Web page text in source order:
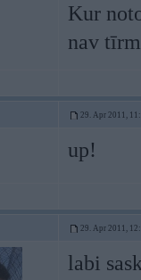
Kur
nav
29. Apr 2011,
up!
29. Apr 2011,
labi